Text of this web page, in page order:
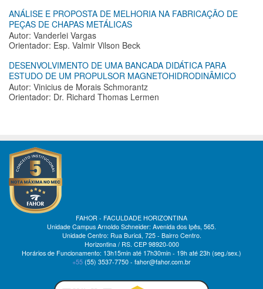
ANÁLISE E PROPOSTA DE MELHORIA NA FABRICAÇÃO DE
PEÇAS DE CHAPAS METÁLICAS
Autor: Vanderlei Vargas
Orientador: Esp. Valmir Vilson Beck
DESENVOLVIMENTO DE UMA BANCADA DIDÁTICA PARA
ESTUDO DE UM PROPULSOR MAGNETOHIDRODINÂMICO
Autor: Vinicius de Morais Schmorantz
Orientador: Dr. Richard Thomas Lermen
FAHOR - FACULDADE HORIZONTINA
Unidade Campus Arnoldo Schneider: Avenida dos Ipês, 565.
Unidade Centro: Rua Buricá, 725 - Bairro Centro.
Horizontina / RS. CEP 98920-000
Horários de Funcionamento: 13h15min até 17h30min - 19h até 23h (seg./sex.)
+55 (55) 3537-7750 - fahor@fahor.com.br